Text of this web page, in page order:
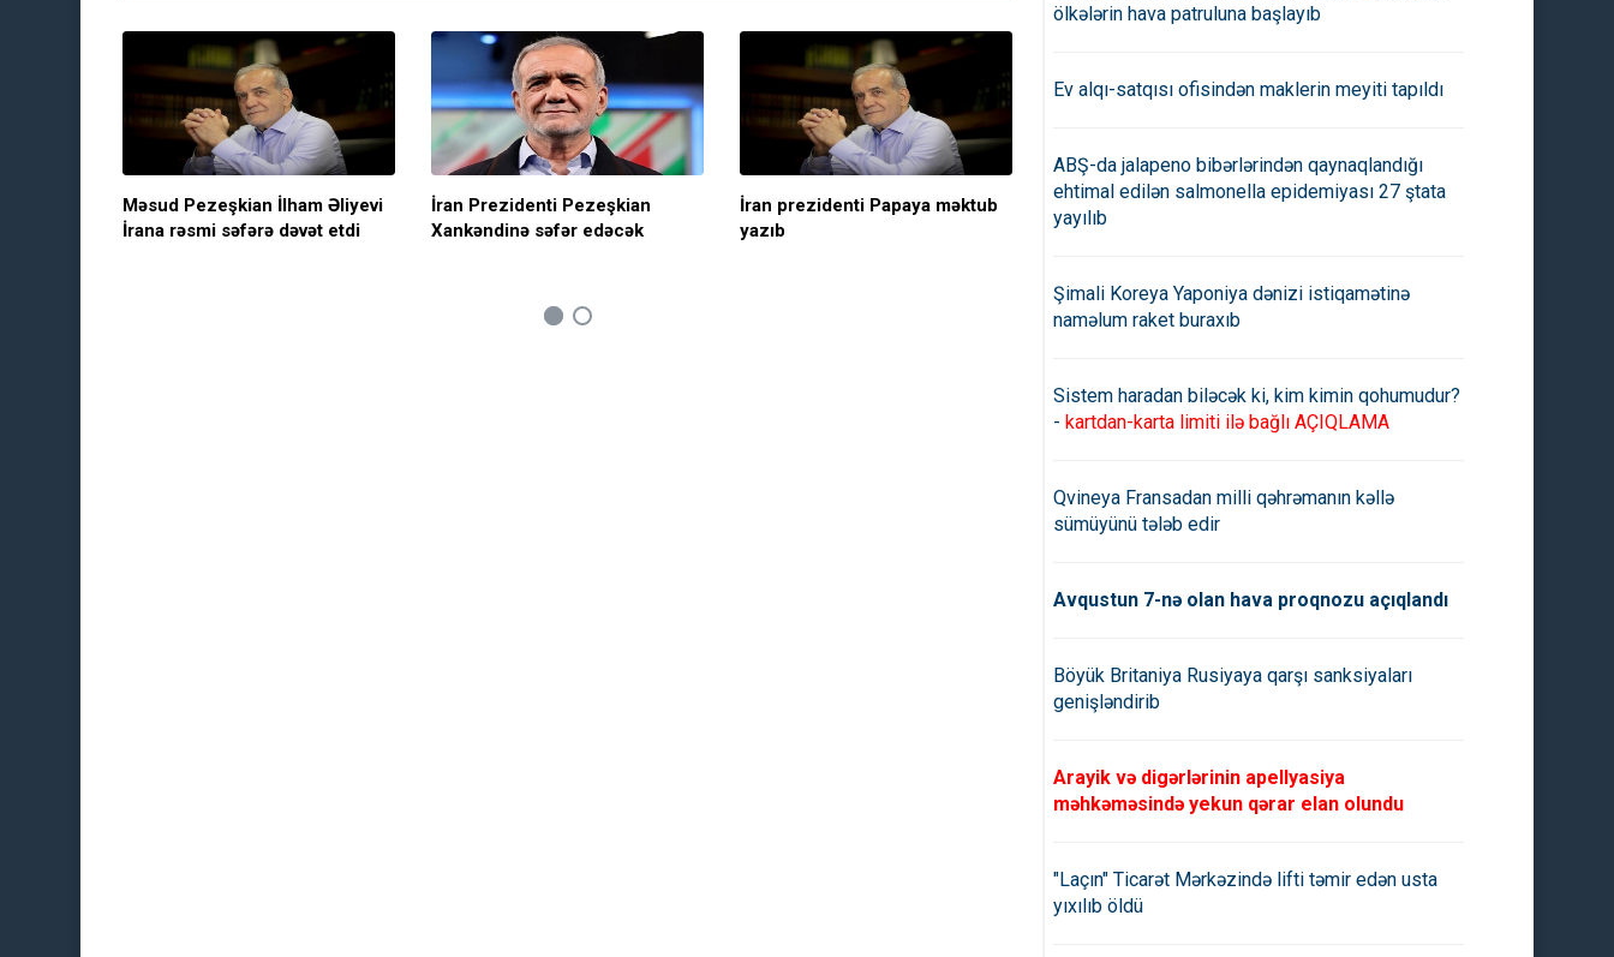
Məsud Pezeşkian İlham Əliyevi
İrana rəsmi səfərə dəvət etdi
İran Prezidenti Pezeşkian
Xankəndinə səfər edəcək
İran prezidenti Papaya məktub
yazıb
İlham Əliyevlə Məsud Pezeşkian
Xankəndidə görüşdü
Pezeşkian xalqa müraciət etdi
ölkələrin hava patruluna başlayıb
Ev alqı-satqısı ofisindən maklerin meyiti tapıldı
ABŞ-da jalapeno bibərlərindən qaynaqlandığı
ehtimal edilən salmonella epidemiyası 27 ştata
yayılıb
Şimali Koreya Yaponiya dənizi istiqamətinə
naməlum raket buraxıb
Sistem haradan biləcək ki, kim kimin qohumudur?
- kartdan-karta limiti ilə bağlı AÇIQLAMA
Qvineya Fransadan milli qəhrəmanın kəllə
sümüyünü tələb edir
Avqustun 7-nə olan hava proqnozu açıqlandı
Böyük Britaniya Rusiyaya qarşı sanksiyaları
genişləndirib
Arayik və digərlərinin apellyasiya
məhkəməsində yekun qərar elan olundu
"Laçın" Ticarət Mərkəzində lifti təmir edən usta
yıxılıb öldü